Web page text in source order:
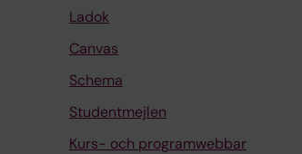
Ladok
Canvas
Schema
Studentmejlen
Kurs- och programwebbar